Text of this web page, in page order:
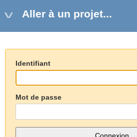
Aller à un projet...
Identifiant
Mot de passe